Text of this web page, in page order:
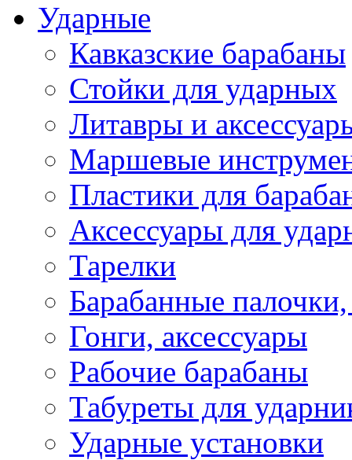
Ударные
Кавказские барабаны
Стойки для ударных
Литавры и
Маршевые
Пластики для
Аксессуары для
Тарелки
Барабанные палочки,
Гонги, аксессуары
Рабочие барабаны
Табуреты для
Ударные установки